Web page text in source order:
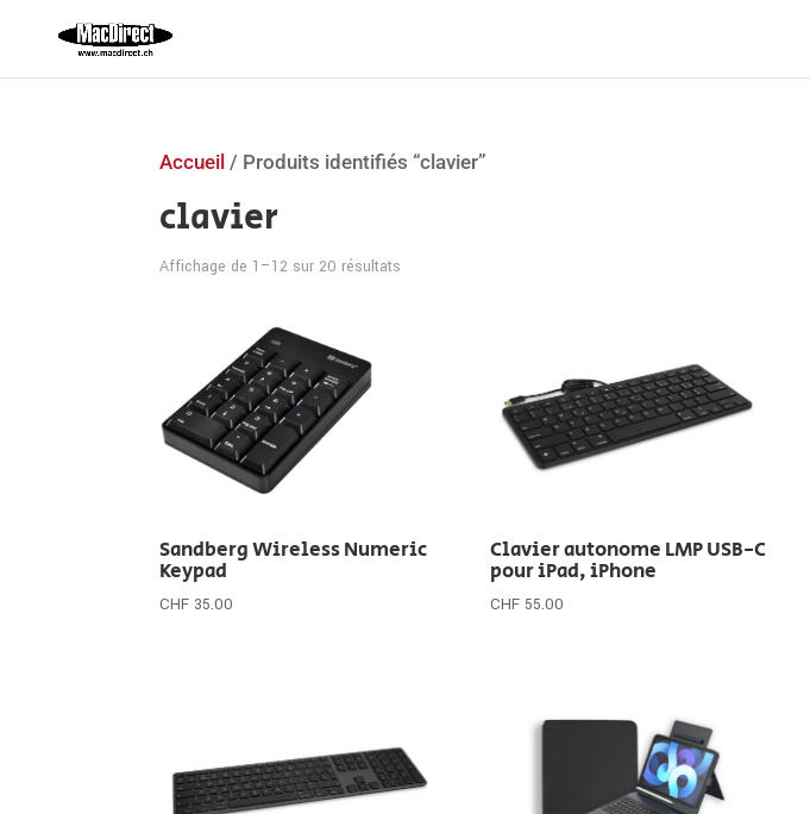
Accueil / Produits identifiés “clavier”
clavier
Affichage de 1–12 sur 20 résultats
Sandberg Wireless Numeric
Keypad
CHF 35.00
Clavier autonome LMP USB-C
pour iPad, iPhone
CHF 55.00